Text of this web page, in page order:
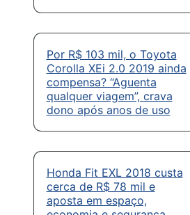
Por R$ 103 mil, o Toyota
Corolla XEi 2.0 2019 ainda
compensa? “Aguenta
qualquer viagem”, crava
dono após anos de uso
Honda Fit EXL 2018 custa
cerca de R$ 78 mil e
aposta em espaço,